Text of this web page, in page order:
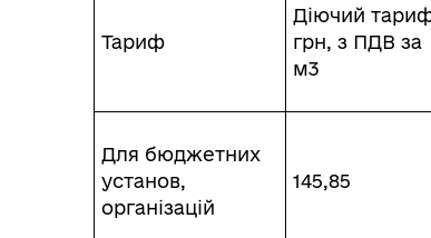
Тариф
Діючий
грн, з ПДВ за
м3
Для бюджетних
установ,
організацій
145,85